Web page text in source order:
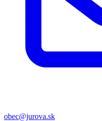
obec@jurova.sk